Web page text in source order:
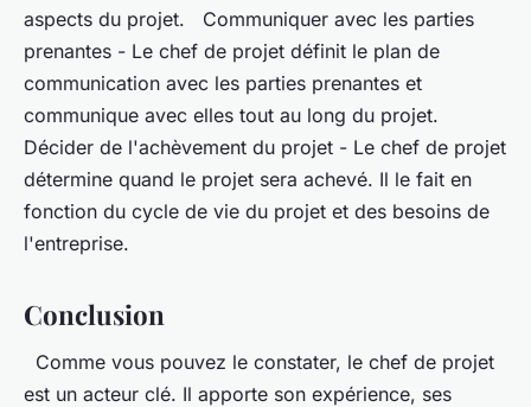
aspects du projet. Communiquer avec les parties
prenantes - Le chef de projet définit le plan de
communication avec les parties prenantes et
communique avec elles tout au long du projet.
Décider de l'achèvement du projet - Le chef de projet
détermine quand le projet sera achevé. Il le fait en
fonction du cycle de vie du projet et des besoins de
l'entreprise.
Conclusion
Comme vous pouvez le constater, le chef de projet
est un acteur clé. Il apporte son expérience, ses